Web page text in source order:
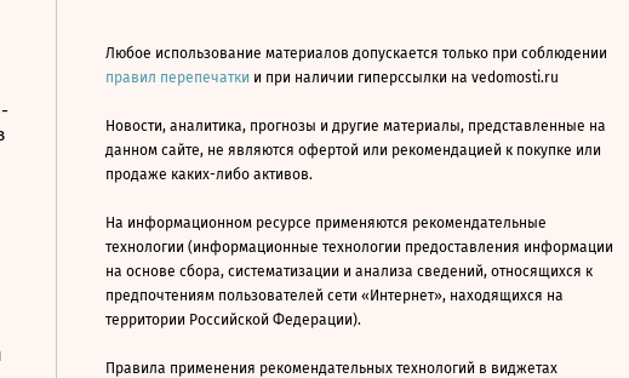
Любое использование материалов допускается только при соблюдении
правил перепечатки и при наличии гиперссылки на vedomosti.ru
Новости, аналитика, прогнозы и другие материалы, представленные на
данном сайте, не являются офертой или рекомендацией к покупке или
продаже каких-либо активов.
На информационном ресурсе применяются рекомендательные
технологии (информационные технологии предоставления информации
на основе сбора, систематизации и анализа сведений, относящихся к
предпочтениям пользователей сети «Интернет», находящихся на
территории Российской Федерации).
Правила применения рекомендательных технологий в виджетах